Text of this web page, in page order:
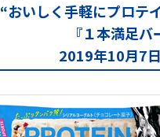
“おいしく手軽にプロテ
『１本満足
2019年10月7